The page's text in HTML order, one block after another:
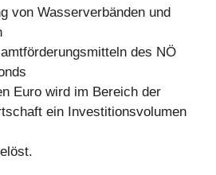
von Wasserverbänden und
des NÖ
Euro wird im Bereich der
ein Investitionsvolumen